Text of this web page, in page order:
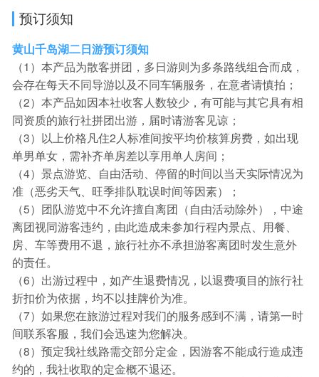
预订须知
黄山千岛湖二日游预订须知
（1）本产品为散客拼团，多日游则为多条路线组合而成，
会存在每天不同导游以及不同车辆服务，在意者请慎拍；
（2）本产品如因本社收客人数较少，有可能与其它具有相
同资质的旅行社拼团出游，届时请游客见谅；
（3）以上价格凡住2人标准间按平均价核算房费，如出现
单男单女，需补齐单房差以享用单人房间；
（4）景点游览、自由活动、停留的时间以当天实际情况为
准（恶劣天气、旺季排队耽误时间等因素）；
（5）团队游览中不允许擅自离团（自由活动除外），中途
离团视同游客违约，由此造成未参加行程内景点、用餐、
房、车等费用不退，旅行社亦不承担游客离团时发生意外
的责任。
（6）出游过程中，如产生退费情况，以退费项目的旅行社
折扣价为依据，均不以挂牌价为准。
（7）如果您在旅游过程对我们的服务感到不满，请第一时
间联系客服，我们会迅速为您解决。
（8）预定我社线路需交部分定金，因游客不能成行造成违
约的，我社收取的定金概不退还。